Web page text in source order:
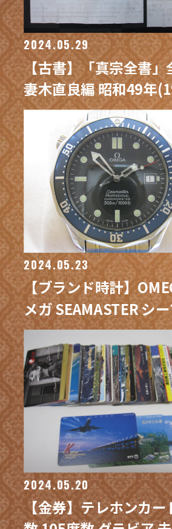
2024.05.29
【古書】「真宗全書」
妻木直良編 昭和49年
昭和52年(1977)発行
買取専門 金沢買取プラ
2024.05.23
【ブランド時計】
メガ SEAMASTER シ
ー プロフェッショナ
買取専門 金沢買取プ
2024.05.20
【金券】テレホンカー